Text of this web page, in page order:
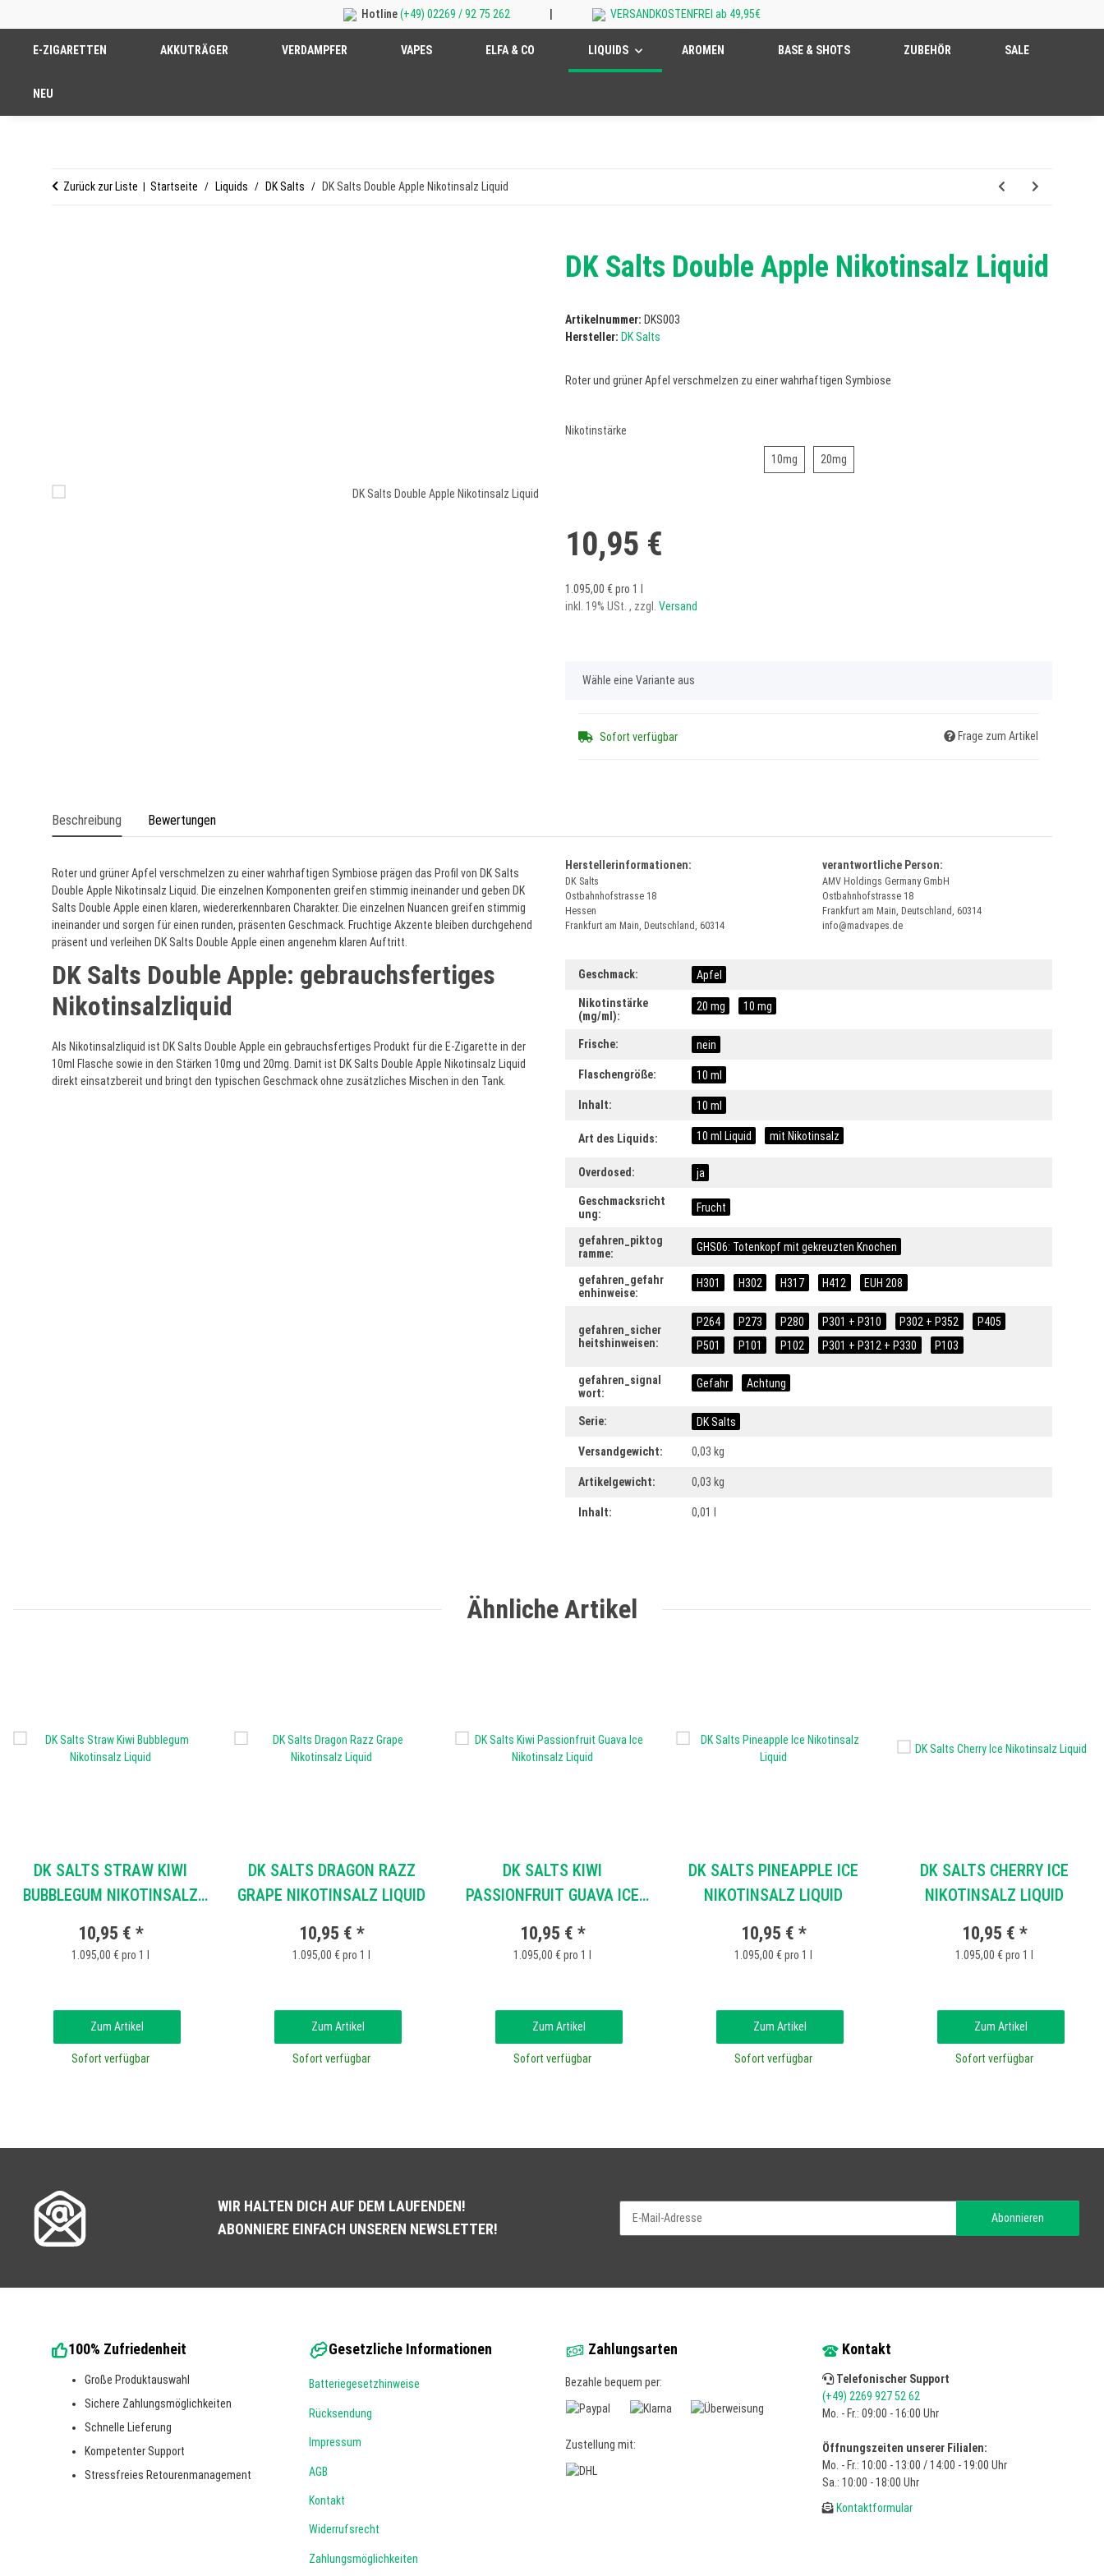
Hotline(+49) 02269 / 92 75 262 VERSANDKOSTENFREI ab 49,95€
E-ZIGARETTEN AKKUTRÄGER VERDAMPFER VAPES ELFA & CO LIQUIDS AROMEN BASE & SHOTS ZUBEHÖR SALE
NEU
Zurück zur Liste Startseite Liquids DK Salts DK Salts Double Apple Nikotinsalz Liquid
DK Salts Double Apple Nikotinsalz Liquid
Artikelnummer: DKS003
Hersteller: DK Salts
Roter und grüner Apfel verschmelzen zu einer wahrhaftigen Symbiose
Nikotinstärke
10mg10mg20mg20mg
10,95 €
1.095,00 € pro 1 l
inkl. 19% USt. , zzgl. Versand
x
Wähle eine Variante aus
Sofort verfügbar Frage zum Artikel
Beschreibung Bewertungen
Roter und grüner Apfel verschmelzen zu einer wahrhaftigen Symbiose prägen das Profil von DK Salts
Double Apple Nikotinsalz Liquid. Die einzelnen Komponenten greifen stimmig ineinander und geben DK
Salts Double Apple einen klaren, wiedererkennbaren Charakter. Die einzelnen Nuancen greifen stimmig
ineinander und sorgen für einen runden, präsenten Geschmack. Fruchtige Akzente bleiben durchgehend
präsent und verleihen DK Salts Double Apple einen angenehm klaren Auftritt.
DK Salts Double Apple: gebrauchsfertiges
Nikotinsalzliquid
Als Nikotinsalzliquid ist DK Salts Double Apple ein gebrauchsfertiges Produkt für die E-Zigarette in der
10ml Flasche sowie in den Stärken 10mg und 20mg. Damit ist DK Salts Double Apple Nikotinsalz Liquid
direkt einsatzbereit und bringt den typischen Geschmack ohne zusätzliches Mischen in den Tank.
Herstellerinformationen:
DK Salts
Ostbahnhofstrasse 18
Hessen
Frankfurt am Main, Deutschland, 60314
verantwortliche Person:
AMV Holdings Germany GmbH
Ostbahnhofstrasse 18
Frankfurt am Main, Deutschland, 60314
info@madvapes.de
Produkteigenschaft
Wert
Geschmack: Apfel
Nikotinstärke
(mg/ml):
20 mg 10 mg
Frische: nein
Flaschengröße: 10 ml
Inhalt: 10 ml
Art des Liquids: 10 ml Liquid mit Nikotinsalz
Overdosed: ja
Geschmacksricht
ung:
Frucht
gefahren_piktog
ramme:
GHS06: Totenkopf mit gekreuzten Knochen
gefahren_gefahr
enhinweise:
H301 H302 H317 H412 EUH 208
gefahren_sicher
heitshinweisen:
P264 P273 P280 P301 + P310 P302 + P352
P405
P501
P101 P102 P301 + P312 + P330 P103
gefahren_signal
wort:
Gefahr Achtung
Serie: DK Salts
Versandgewicht: 0,03 kg
Artikelgewicht: 0,03 kg
Inhalt: 0,01 l
Ähnliche Artikel
DK SALTS STRAW KIWI
BUBBLEGUM NIKOTINSALZ
10,95 € *
1.095,00 € pro 1 l
Zum Artikel
Sofort verfügbar
DK SALTS DRAGON RAZZ
GRAPE NIKOTINSALZ LIQUID
10,95 € *
1.095,00 € pro 1 l
Zum Artikel
Sofort verfügbar
DK SALTS KIWI
PASSIONFRUIT GUAVA ICE
10,95 € *
1.095,00 € pro 1 l
Zum Artikel
Sofort verfügbar
DK SALTS PINEAPPLE ICE
NIKOTINSALZ LIQUID
10,95 € *
1.095,00 € pro 1 l
Zum Artikel
Sofort verfügbar
DK SALTS CHERRY ICE
NIKOTINSALZ LIQUID
10,95 € *
1.095,00 € pro 1 l
Zum Artikel
Sofort verfügbar
WIR HALTEN DICH AUF DEM LAUFENDEN!
ABONNIERE EINFACH UNSEREN NEWSLETTER!
Abonnieren
100% Zufriedenheit
Große Produktauswahl
Sichere Zahlungsmöglichkeiten
Schnelle Lieferung
Kompetenter Support
Stressfreies Retourenmanagement
Gesetzliche Informationen
Batteriegesetzhinweise
Rücksendung
Impressum
AGB
Kontakt
Widerrufsrecht
Zahlungsmöglichkeiten
Zahlungsarten
Bezahle bequem per:
Zustellung mit:
Kontakt
Telefonischer Support
(+49) 2269 927 52 62
Mo. - Fr.: 09:00 - 16:00 Uhr
Öffnungszeiten unserer Filialen:
Mo. - Fr.: 10:00 - 13:00 / 14:00 - 19:00 Uhr
Sa.: 10:00 - 18:00 Uhr
Kontaktformular